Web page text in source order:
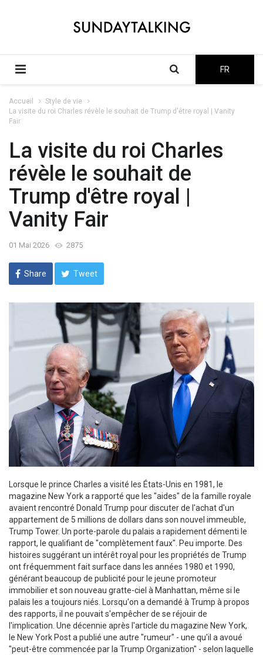
FR
Accueil
Style de vie
La visite du roi Charles révèle le souhait de Trump d'être royal | Vanity
Fair
La visite du roi Charles
révèle le souhait de
Trump d'être royal |
Vanity Fair
01 Mai 2026 2875
Share Tweet
Lorsque le prince Charles a visité les États-Unis en 1981, le
magazine New York a rapporté que les "aides" de la famille royale
avaient rencontré Donald Trump pour discuter de l'achat d'un
appartement de 5 millions de dollars dans son nouvel immeuble,
Trump Tower. Un porte-parole du palais a rapidement démenti le
rapport, le qualifiant de "complètement faux". Peu importe. Des
histoires suggérant un intérêt royal pour les propriétés de Trump
ont fréquemment fait surface dans les années 1980 et 1990,
générant beaucoup de publicité pour le jeune promoteur
immobilier et son nouveau gratte-ciel à Manhattan, même si le
palais les a toujours niés. Lorsqu'on a demandé à Trump à propos
des rapports, il ne pouvait s'empêcher de se réjouir de
l'implication. Une décennie après l'article du magazine New York,
le New York Post a publié une autre "rumeur" - une qu'il a avoué
"peut-être commencée par la Trump Organization" - selon laquelle